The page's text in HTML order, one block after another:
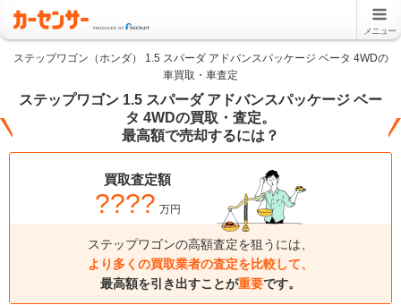
メニュー
ステップワゴン（ホンダ） 1.5 スパーダ アドバンスパッケージ ベータ 4WDの
車買取・車査定
ステップワゴン 1.5 スパーダ アドバンスパッケージ ベー
タ 4WDの買取・査定。
最高額で売却するには？
買取査定額
???? 万円
ステップワゴンの高額査定を狙うには、
より多くの買取業者の査定を比較して、
最高額を引き出すことが重要です。